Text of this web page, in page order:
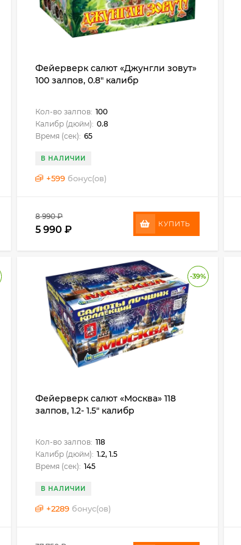
Фейерверк салют «Джунгли зовут»
100 залпов, 0.8" калибр
Кол-во залпов: 100
Калибр (дюйм): 0.8
Время (сек): 65
В НАЛИЧИИ
+599 бонус(ов)
8 990₽
5 990₽
КУПИТЬ
-39%
Фейерверк салют «Москва» 118
залпов, 1.2- 1.5" калибр
Кол-во залпов: 118
Калибр (дюйм): 1.2, 1.5
Время (сек): 145
В НАЛИЧИИ
+2289 бонус(ов)